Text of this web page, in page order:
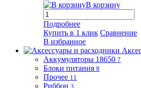
В корзину
Подробнее
Купить в 1 клик Сравнение
В избранное
Аккумуляторы 18650 7
Блоки питания 8
Прочее 11
Риббон 3